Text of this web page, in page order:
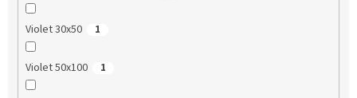
Violet 30x50 1
Violet 50x100 1